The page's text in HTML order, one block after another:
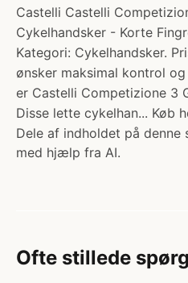
Castelli Castelli
Cykelhandsker - Korte
Kategori: Cykelhandsker.
ønsker maksimal kontrol
er Castelli Competizione 3
Disse lette cykelhan... Køb
Dele af indholdet på
med hjælp fra AI.
Ofte stillede